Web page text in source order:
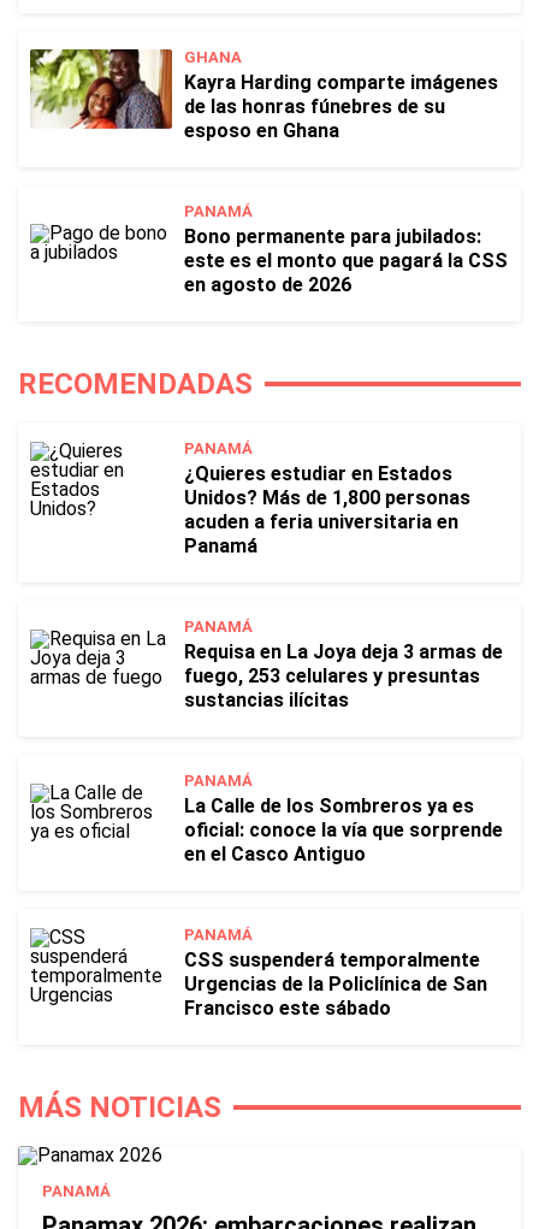
GHANA
Kayra Harding comparte imágenes
de las honras fúnebres de su
esposo en Ghana
PANAMÁ
Bono permanente para jubilados:
este es el monto que pagará la CSS
en agosto de 2026
RECOMENDADAS
PANAMÁ
¿Quieres estudiar en Estados
Unidos? Más de 1,800 personas
acuden a feria universitaria en
Panamá
PANAMÁ
Requisa en La Joya deja 3 armas de
fuego, 253 celulares y presuntas
sustancias ilícitas
PANAMÁ
La Calle de los Sombreros ya es
oficial: conoce la vía que sorprende
en el Casco Antiguo
PANAMÁ
CSS suspenderá temporalmente
Urgencias de la Policlínica de San
Francisco este sábado
MÁS NOTICIAS
PANAMÁ